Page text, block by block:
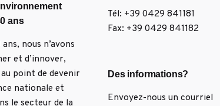
ans
nous n’avons
et d’innover,
point de devenir
nationale et
le secteur de la
Tél: +39 0429 841181
Fax: +39 0429 841182
Des informations?
Envoyez-nous un courriel